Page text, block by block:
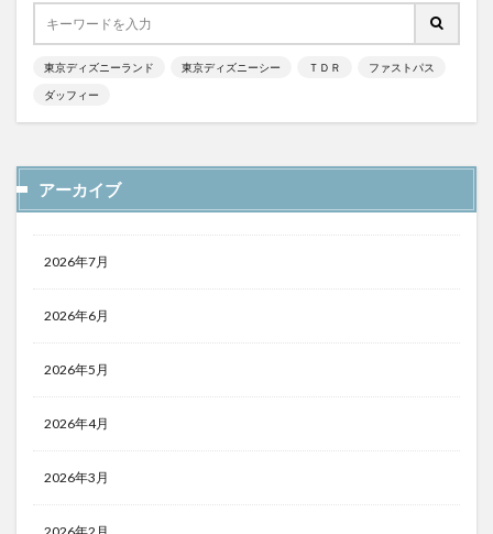
東京ディズニーランド 東京ディズニーシー ＴＤＲ ファストパス
ダッフィー
アーカイブ
2026年7月
2026年6月
2026年5月
2026年4月
2026年3月